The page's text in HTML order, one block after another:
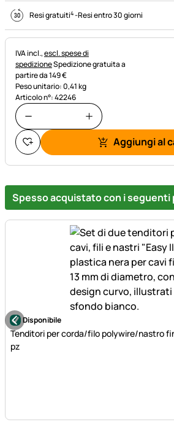
Resi gratuiti4-Resi entro 30 giorni
Informazioni fiscali:
IVA incl.,escl. spese di
spedizioneSpedizione gratuita a
partire da 149 €
Peso unitario: 0,41 kg
Articolo n°: 42246
Aggiungi al
Spesso acquistato con i
Disponibile
Tenditori per corda/filo polywire/nastro
pz